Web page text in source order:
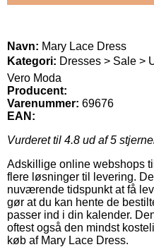
Navn: Mary Lace Dress
Kategori: Dresses > Sale >
Vero Moda
Producent:
Varenummer: 69676
EAN:
Vurderet til 4.8 ud af 5
Adskillige online webshops
flere løsninger til levering.
nuværende tidspunkt at få
gør at du kan hente de
passer ind i din kalender.
oftest også den mindst
køb af Mary Lace Dress.